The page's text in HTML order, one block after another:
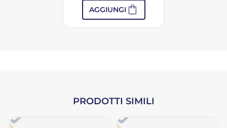
AGGIUNGIshopping_bag
PRODOTTI SIMILI